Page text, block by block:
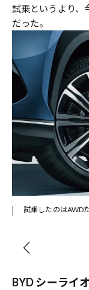
試乗というより、
だった。
試乗したのはAWD
BYD シーライ